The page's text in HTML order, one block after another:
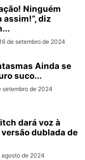
Ninguém
assim!”, diz
de setembro de 2024
Ainda se
suco...
setembro de 2024
dará voz à
dublada de
agosto de 2024